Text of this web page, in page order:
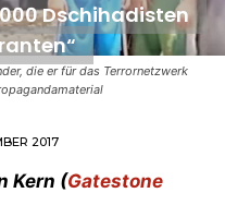
die er für das Terrornetzwerk
Dschihadisten
2017
Kern (Gatestone